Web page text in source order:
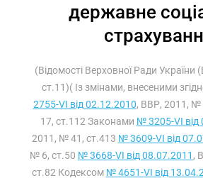
державне
(Відомості Верховної Ради
ст.11)( Із змінами, внесеними
2755-VI від 02.12.2010, ВВР, 2011,
17, ст.112 Законами № 3205-VI від
2011, № 41, ст.413 № 3609-VI від
№ 6, ст.50 № 3668-VI від 08.07.2011 ,
ст.82 Кодексом № 4651-VI від